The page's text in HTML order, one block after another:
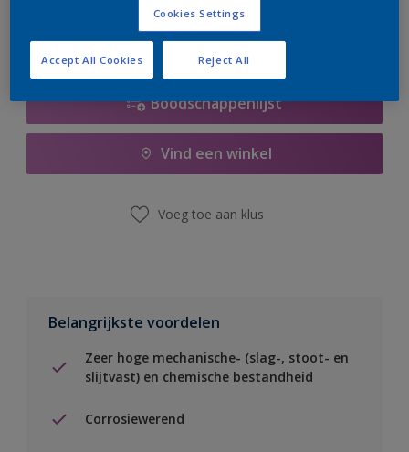
Boodschappenlijst
Vind een winkel
Voeg toe aan klus
Belangrijkste voordelen
Zeer hoge mechanische- (slag-, stoot- en
slijtvast) en chemische bestandheid
Corrosiewerend
Cookies Settings
Reject All
Accept All Cookies